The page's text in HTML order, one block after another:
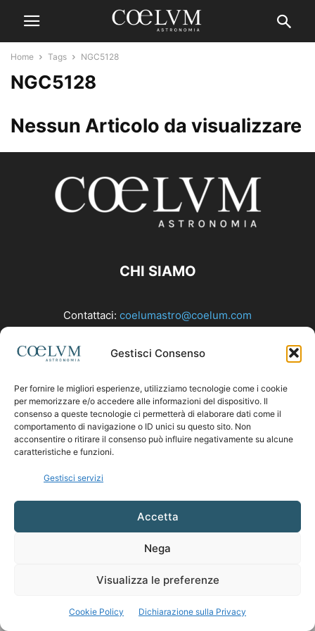
Gestisci Consenso
Per fornire le migliori esperienze, utilizziamo tecnologie come i cookie
per memorizzare e/o accedere alle informazioni del dispositivo. Il
consenso a queste tecnologie ci permetterà di elaborare dati come il
comportamento di navigazione o ID unici su questo sito. Non
acconsentire o ritirare il consenso può influire negativamente su alcune
caratteristiche e funzioni.
Gestisci servizi
Accetta
Nega
Visualizza le preferenze
Cookie Policy Dichiarazione sulla Privacy
Home Tags NGC5128
NGC5128
Nessun Articolo da visualizzare
CHI SIAMO
Contattaci: coelumastro@coelum.com
SEGUICI